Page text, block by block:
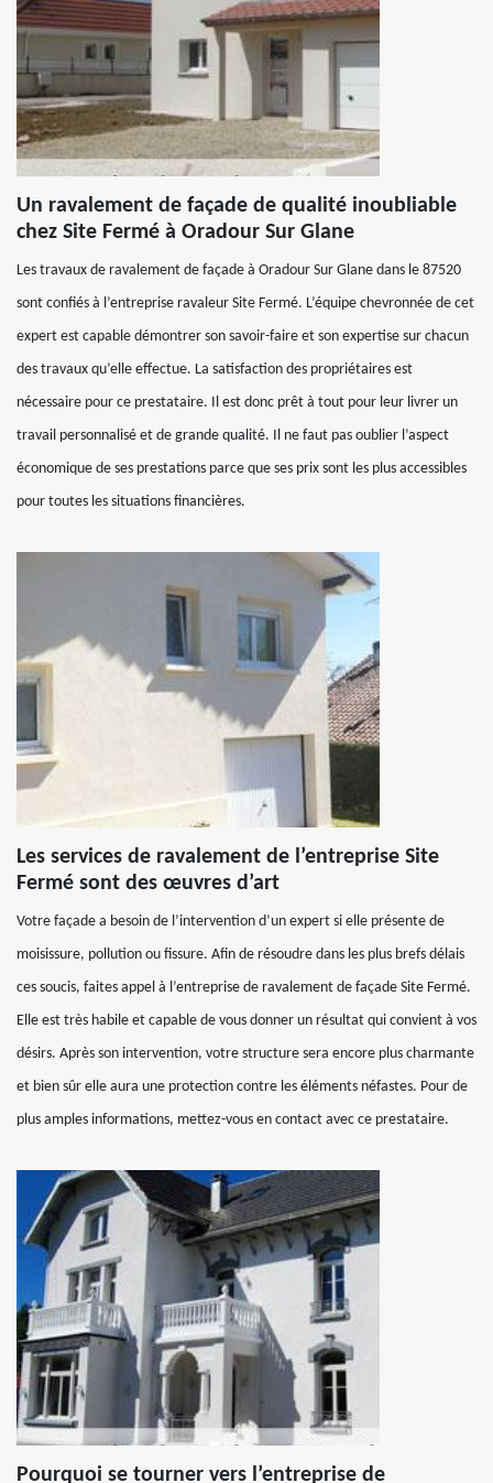
Un ravalement de façade de qualité inoubliable
chez Site Fermé à Oradour Sur Glane
Les travaux de ravalement de façade à Oradour Sur Glane dans le 87520
sont confiés à l’entreprise ravaleur Site Fermé. L’équipe chevronnée de cet
expert est capable démontrer son savoir-faire et son expertise sur chacun
des travaux qu’elle effectue. La satisfaction des propriétaires est
nécessaire pour ce prestataire. Il est donc prêt à tout pour leur livrer un
travail personnalisé et de grande qualité. Il ne faut pas oublier l’aspect
économique de ses prestations parce que ses prix sont les plus accessibles
pour toutes les situations financières.
Les services de ravalement de l’entreprise Site
Fermé sont des œuvres d’art
Votre façade a besoin de l’intervention d’un expert si elle présente de
moisissure, pollution ou fissure. Afin de résoudre dans les plus brefs délais
ces soucis, faites appel à l’entreprise de ravalement de façade Site Fermé.
Elle est très habile et capable de vous donner un résultat qui convient à vos
désirs. Après son intervention, votre structure sera encore plus charmante
et bien sûr elle aura une protection contre les éléments néfastes. Pour de
plus amples informations, mettez-vous en contact avec ce prestataire.
Pourquoi se tourner vers l’entreprise de